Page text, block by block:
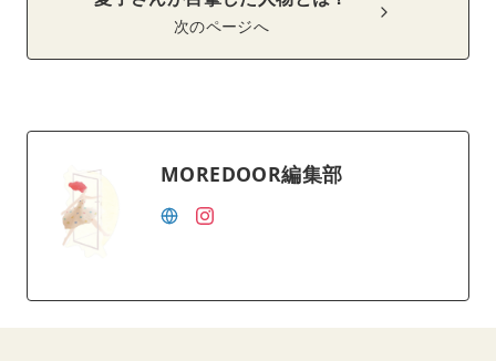
次のページへ
MOREDOOR編集部